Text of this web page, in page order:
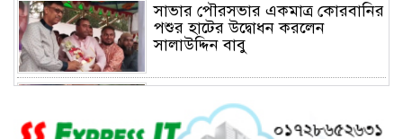
সাভার পৌরসভার একমাত্র কোরবানির
পশুর হাটের উদ্বোধন করলেন
সালাউদ্দিন বাবু
প্রতিষ্ঠানে হামলা চালিয়ে তালা ঝুলিয়ে
দিয়েছে সন্ত্রাসীরা